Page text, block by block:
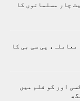
چار مسلمانوں کا
پی سی بی کا
اور کو فلم میں